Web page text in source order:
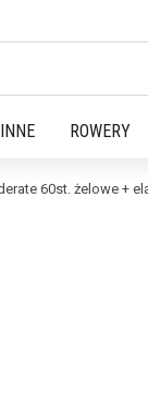
INNE ROWERY
60st. żelowe +